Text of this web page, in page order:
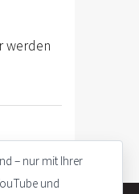
werden
– nur mit Ihrer
und